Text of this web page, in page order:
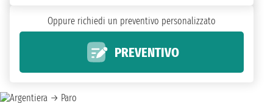
Oppure richiedi un preventivo personalizzato
PREVENTIVO